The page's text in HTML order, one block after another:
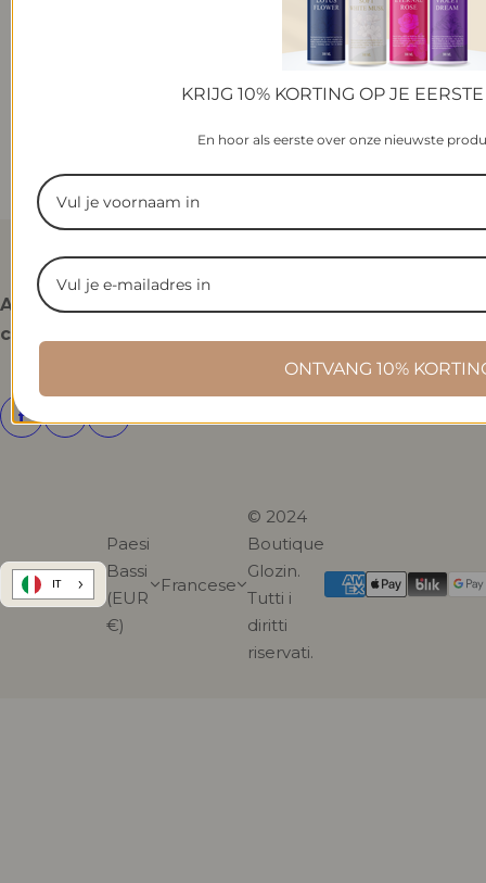
Assistere i
clienti
newsletter
IT
Paesi
Bassi
(EUR
€)
Francese
© 2024
Boutique
Glozin.
Tutti i
diritti
riservati.
KRIJG 10% KORTING OP JE
En hoor als eerste over onze nieuwste
ONTVANG 10%